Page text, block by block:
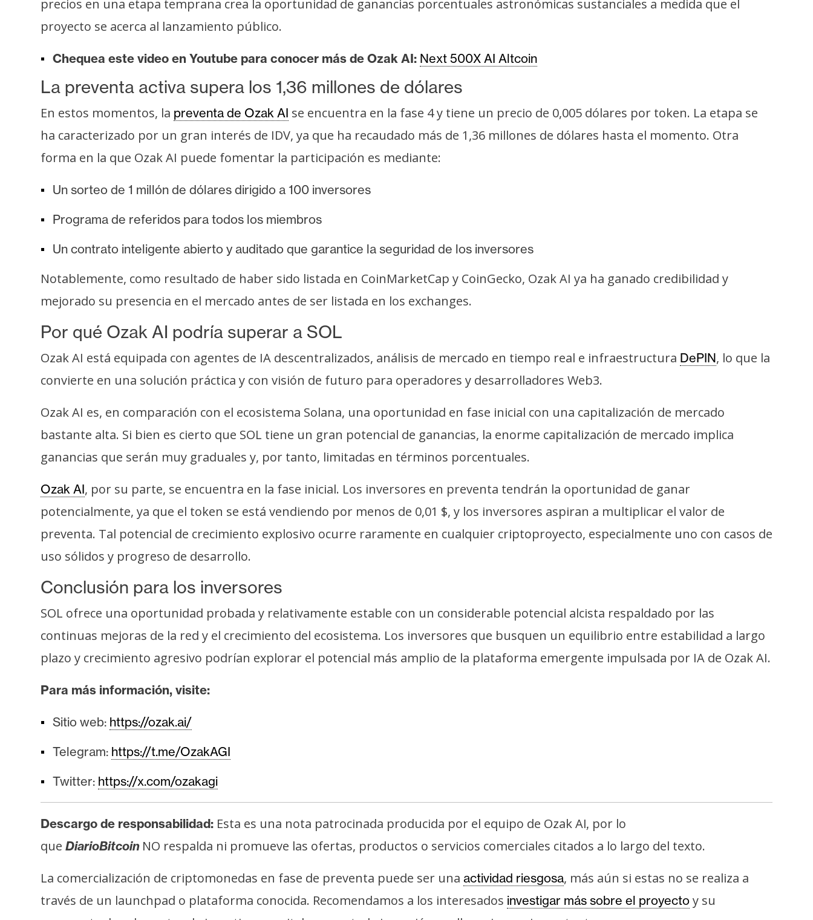
R
e
u
s
o
o
t
c
o
y
u
l
i
i
d
d
precios en una etapa temprana crea la oportunidad de ganancias porcentuales astronómicas sustanciales a medida que el
proyecto se acerca al lanzamiento público.
Chequea este video en Youtube para conocer más de Ozak AI: Next 500X AI Altcoin
La preventa activa supera los 1,36 millones de dólares
En estos momentos, la preventa de Ozak AI se encuentra en la fase 4 y tiene un precio de 0,005 dólares por token. La etapa se
ha caracterizado por un gran interés de IDV, ya que ha recaudado más de 1,36 millones de dólares hasta el momento. Otra
forma en la que Ozak AI puede fomentar la participación es mediante:
Un sorteo de 1 millón de dólares dirigido a 100 inversores
Programa de referidos para todos los miembros
Un contrato inteligente abierto y auditado que garantice la seguridad de los inversores
Notablemente, como resultado de haber sido listada en CoinMarketCap y CoinGecko, Ozak AI ya ha ganado credibilidad y
mejorado su presencia en el mercado antes de ser listada en los exchanges.
Por qué Ozak AI podría superar a SOL
Ozak AI está equipada con agentes de IA descentralizados, análisis de mercado en tiempo real e infraestructura DePIN, lo que la
convierte en una solución práctica y con visión de futuro para operadores y desarrolladores Web3.
Ozak AI es, en comparación con el ecosistema Solana, una oportunidad en fase inicial con una capitalización de mercado
bastante alta. Si bien es cierto que SOL tiene un gran potencial de ganancias, la enorme capitalización de mercado implica
ganancias que serán muy graduales y, por tanto, limitadas en términos porcentuales.
Ozak AI, por su parte, se encuentra en la fase inicial. Los inversores en preventa tendrán la oportunidad de ganar
potencialmente, ya que el token se está vendiendo por menos de 0,01 $, y los inversores aspiran a multiplicar el valor de
preventa. Tal potencial de crecimiento explosivo ocurre raramente en cualquier criptoproyecto, especialmente uno con casos de
uso sólidos y progreso de desarrollo.
Conclusión para los inversores
SOL ofrece una oportunidad probada y relativamente estable con un considerable potencial alcista respaldado por las
continuas mejoras de la red y el crecimiento del ecosistema. Los inversores que busquen un equilibrio entre estabilidad a largo
plazo y crecimiento agresivo podrían explorar el potencial más amplio de la plataforma emergente impulsada por IA de Ozak AI.
Para más información, visite:
Sitio web: https://ozak.ai/
Telegram: https://t.me/OzakAGI
Twitter: https://x.com/ozakagi
Descargo de responsabilidad: Esta es una nota patrocinada producida por el equipo de Ozak AI, por lo
que DiarioBitcoin NO respalda ni promueve las ofertas, productos o servicios comerciales citados a lo largo del texto.
La comercialización de criptomonedas en fase de preventa puede ser una actividad riesgosa, más aún si estas no se realiza a
través de un launchpad o plataforma conocida. Recomendamos a los interesados investigar más sobre el proyecto y su